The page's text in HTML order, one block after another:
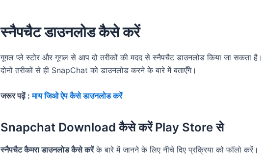
स्नैपचैट डाउनलोड कैसे करें
गूगल प्ले स्टोर और गूगल से आप दो तरीकों की मदद से स्नैपचैट डाउनलोड किया जा सकता
दोनों तरीकों से ही SnapChat को डाउनलोड करने के बारे में बताएँगे।
जरूर पढ़ें :माय जिओ ऐप कैसे डाउनलोड करें
Snapchat Download कैसे करें Play Store से
स्नैपचैट कैमरा डाउनलोड कैसे करेंके बारे में जानने के लिए नीचे दिए प्रक्रिया को फॉलो करें।